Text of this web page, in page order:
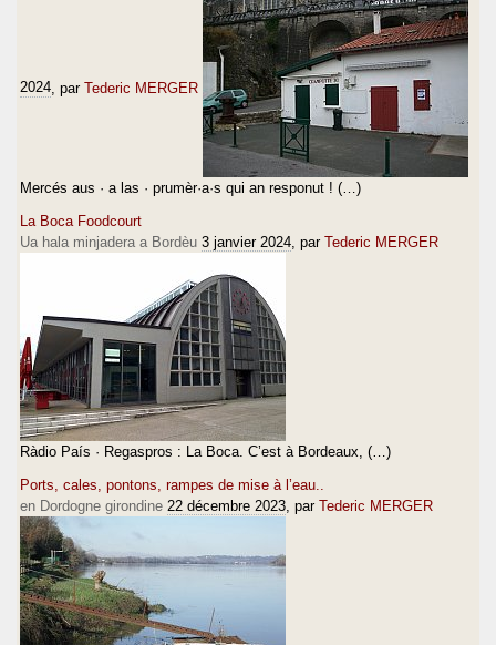
2024 , par Tederic MERGER
Mercés aus · a las · prumèr·a·s qui an responut ! (…)
La Boca Foodcourt
Ua hala minjadera a Bordèu 3 janvier 2024 , par Tederic MERGER
Ràdio País · Regaspros : La Boca. C’est à Bordeaux, (…)
Ports, cales, pontons, rampes de mise à l’eau..
en Dordogne girondine 22 décembre 2023 , par Tederic MERGER